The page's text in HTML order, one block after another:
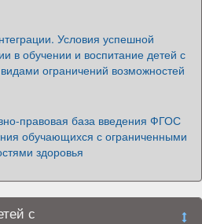
Условия успешной
в обучении и воспитание детей с
ограничений возможностей
правовая база введения ФГОС
обучающихся с ограниченными
здоровья
с